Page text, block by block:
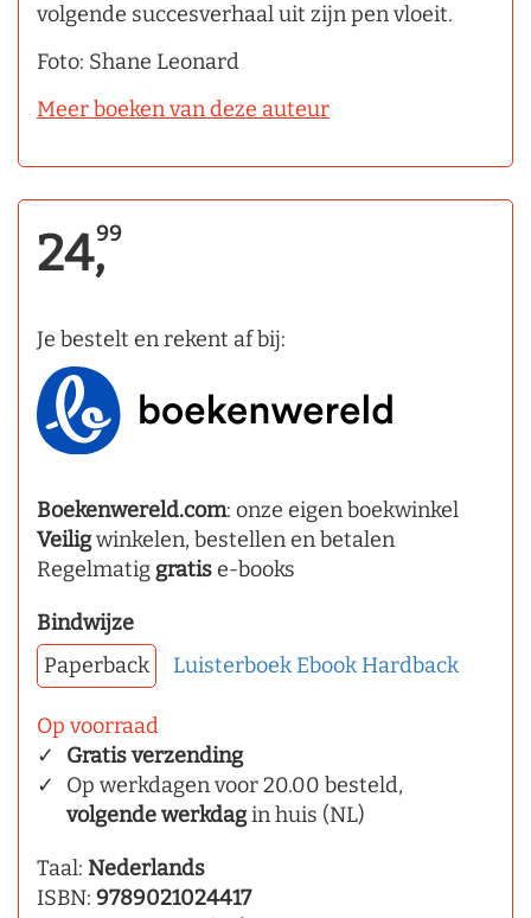
volgende succesverhaal uit zijn pen vloeit.
Foto: Shane Leonard
Meer boeken van deze auteur
24,99
Je bestelt en rekent af bij:
Boekenwereld.com: onze eigen boekwinkel
Veiligwinkelen, bestellen en betalen
Regelmatig gratise-books
Bindwijze
Paperback
Luisterboek Ebook Hardback
Op voorraad
Gratis verzending
Op werkdagen voor 20.00 besteld,
volgende werkdagin huis (NL)
Taal: Nederlands
ISBN: 9789021024417